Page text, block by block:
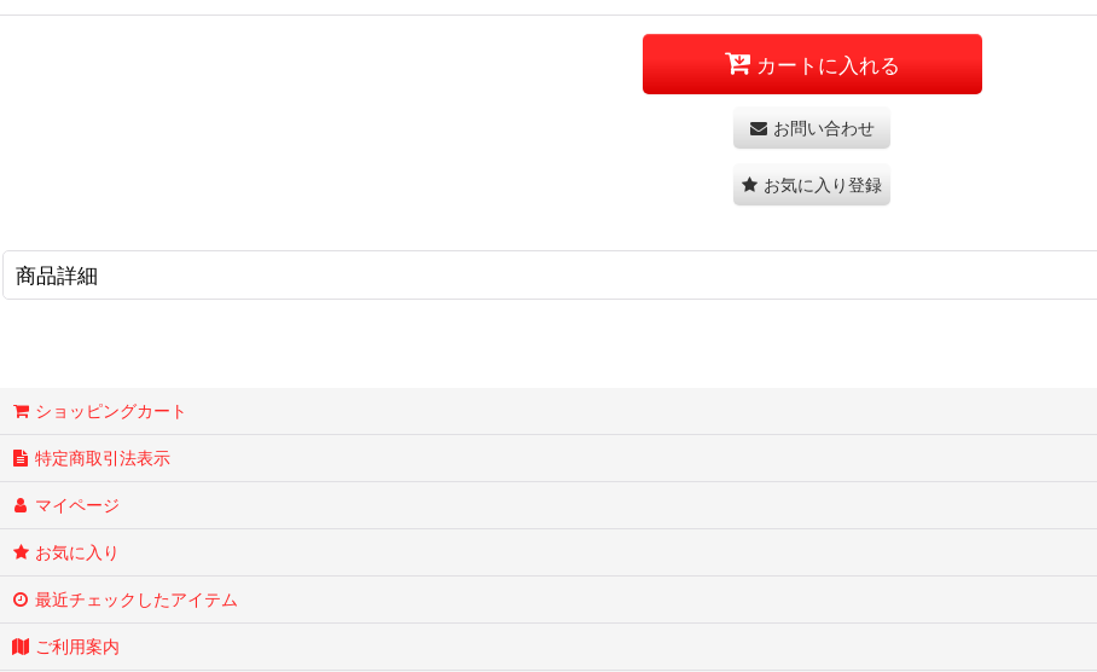
カートに入れる
お問い合わせ
お気に入り登録
商品詳細
ショッピングカート
特定商取引法表示
マイページ
お気に入り
最近チェックしたアイテム
ご利用案内